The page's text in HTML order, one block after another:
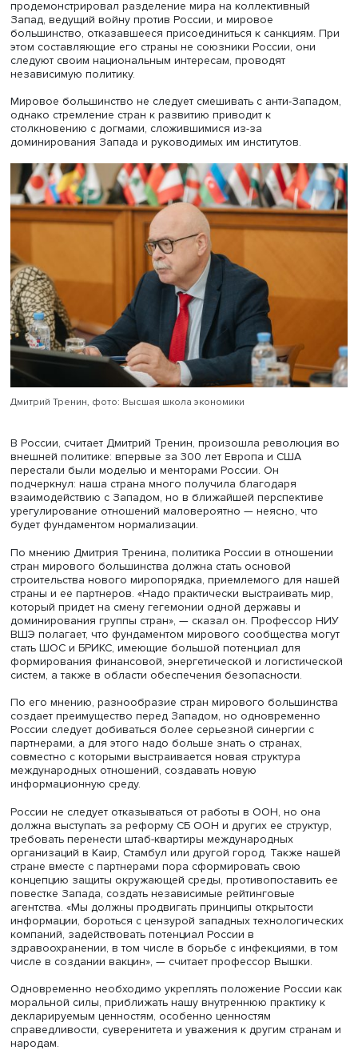
мира прежними подходами к решению мировых
деятельностью международных институтов. Анастасия
Лихачева считает: сотрудничество в сфере
продовольствия и климатических проблем
благодаря, а вопреки их деятельности. Большая часть
мирового большинства стремится к развитию, важно
это мирными и творческими методами. «Мы надеемся,
идеи будут услышаны и мы будем перестраивать наши
представления о мире, думать, как выглядит карта
мирового большинства», — сказала декан ФМЭМП.
Конференцию также приветствовали научный
Института востоковедения РАН Виталий Наумкин и
ИНИОН РАН Алексей Кузнецов.
Профессор-исследователь НИУ ВШЭ
представил доклад «Политика России в отношении
большинства». Он подчеркнул: термин «мировое
большинство» стал первым за долгое время
переводимым с русского языка на английский, а не
По словам Дмитрия Тренина, термин родился в Вышке,
автор — профессор-исследователь
Федор Лукьянов
По мнению докладчика, конфликт на Украине
продемонстрировал разделение мира на коллективный
Запад, ведущий войну против России, и мировое
следуют своим национальным интересам, проводят
независимую политику.
Мировое большинство не следует смешивать с анти-
однако стремление стран к развитию приводит к
столкновению с догмами, сложившимися из-за
Дмитрий Тренин, фото: Высшая школа экономики
В России, считает Дмитрий Тренин, произошла
внешней политике: впервые за 300 лет Европа и США
перестали были моделью и менторами России. Он
подчеркнул: наша страна много получила благодаря
взаимодействию с Западом, но в ближайшей
урегулирование отношений маловероятно — неясно,
По мнению Дмитрия Тренина, политика России в
стран мирового большинства должна стать основой
строительства нового миропорядка, приемлемого для